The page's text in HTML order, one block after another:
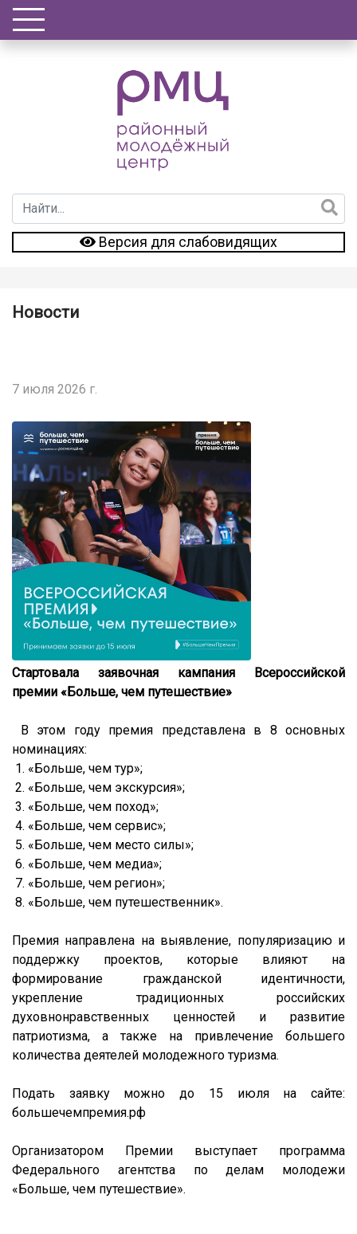
Версия для слабовидящих
Новости
7 июля 2026 г.
Стартовала заявочная кампания Всероссийской
премии «Больше, чем путешествие»
В этом году премия представлена в 8 основных
номинациях:
1. «Больше, чем тур»;
2. «Больше, чем экскурсия»;
3. «Больше, чем поход»;
4. «Больше, чем сервис»;
5. «Больше, чем место силы»;
6. «Больше, чем медиа»;
7. «Больше, чем регион»;
8. «Больше, чем путешественник».
Премия направлена на выявление, популяризацию и
поддержку проектов, которые влияют на
формирование гражданской идентичности,
укрепление традиционных российских
духовнонравственных ценностей и развитие
патриотизма, а также на привлечение большего
количества деятелей молодежного туризма.
Подать заявку можно до 15 июля на сайте:
большечемпремия.рф
Организатором Премии выступает программа
Федерального агентства по делам молодежи
«Больше, чем путешествие».